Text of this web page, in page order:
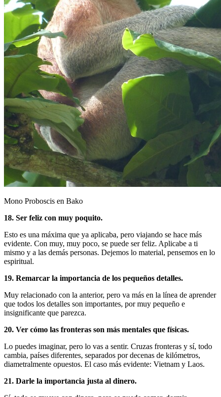
Mono Proboscis en Bako
18. Ser feliz con muy poquito.
Esto es una máxima que ya aplicaba, pero viajando se hace más
evidente. Con muy, muy poco, se puede ser feliz. Aplicabe a ti
mismo y a las demás personas. Dejemos lo material, pensemos en lo
espiritual.
19. Remarcar la importancia de los pequeños detalles.
Muy relacionado con la anterior, pero va más en la línea de aprender
que todos los detalles son importantes, por muy pequeño e
insignificante que parezca.
20. Ver cómo las fronteras son más mentales que físicas.
Lo puedes imaginar, pero lo vas a sentir. Cruzas fronteras y sí, todo
cambia, países diferentes, separados por decenas de kilómetros,
diametralmente opuestos. El caso más evidente: Vietnam y Laos.
21. Darle la importancia justa al dinero.